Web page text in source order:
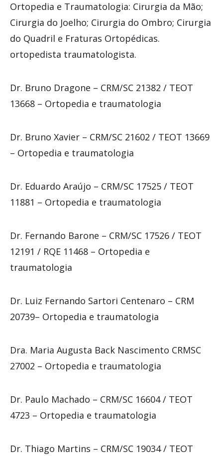
Ortopedia e Traumatologia: Cirurgia da Mão;
Cirurgia do Joelho; Cirurgia do Ombro; Cirurgia
do Quadril e Fraturas Ortopédicas.
ortopedista traumatologista.
Dr. Bruno Dragone – CRM/SC 21382 / TEOT
13668 – Ortopedia e traumatologia
Dr. Bruno Xavier – CRM/SC 21602 / TEOT 13669
– Ortopedia e traumatologia
Dr. Eduardo Araújo – CRM/SC 17525 / TEOT
11881 – Ortopedia e traumatologia
Dr. Fernando Barone – CRM/SC 17526 / TEOT
12191 / RQE 11468 – Ortopedia e
traumatologia
Dr. Luiz Fernando Sartori Centenaro – CRM
20739– Ortopedia e traumatologia
Dra. Maria Augusta Back Nascimento CRMSC
27002 – Ortopedia e traumatologia
Dr. Paulo Machado – CRM/SC 16604 / TEOT
4723 – Ortopedia e traumatologia
Dr. Thiago Martins – CRM/SC 19034 / TEOT